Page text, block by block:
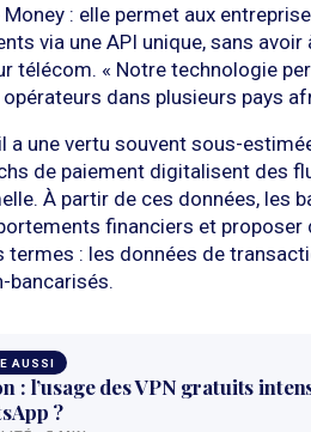
: elle permet aux
via une API unique, sans
télécom. « Notre technologie
opérateurs dans plusieurs pays
a une vertu souvent sous-
de paiement digitalisent des
À partir de ces données, les
financiers et proposer
termes : les données de
bancarisés.
AUSSI
: l’usage des VPN gratuits
?